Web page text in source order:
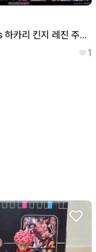
Model saints 하카리 킨지 레진 주술회전 레진 피규어
1